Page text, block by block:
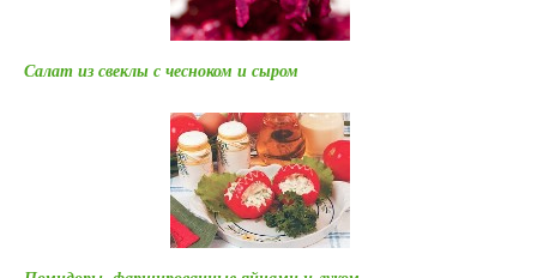
Салат из свеклы с чесноком и сыром